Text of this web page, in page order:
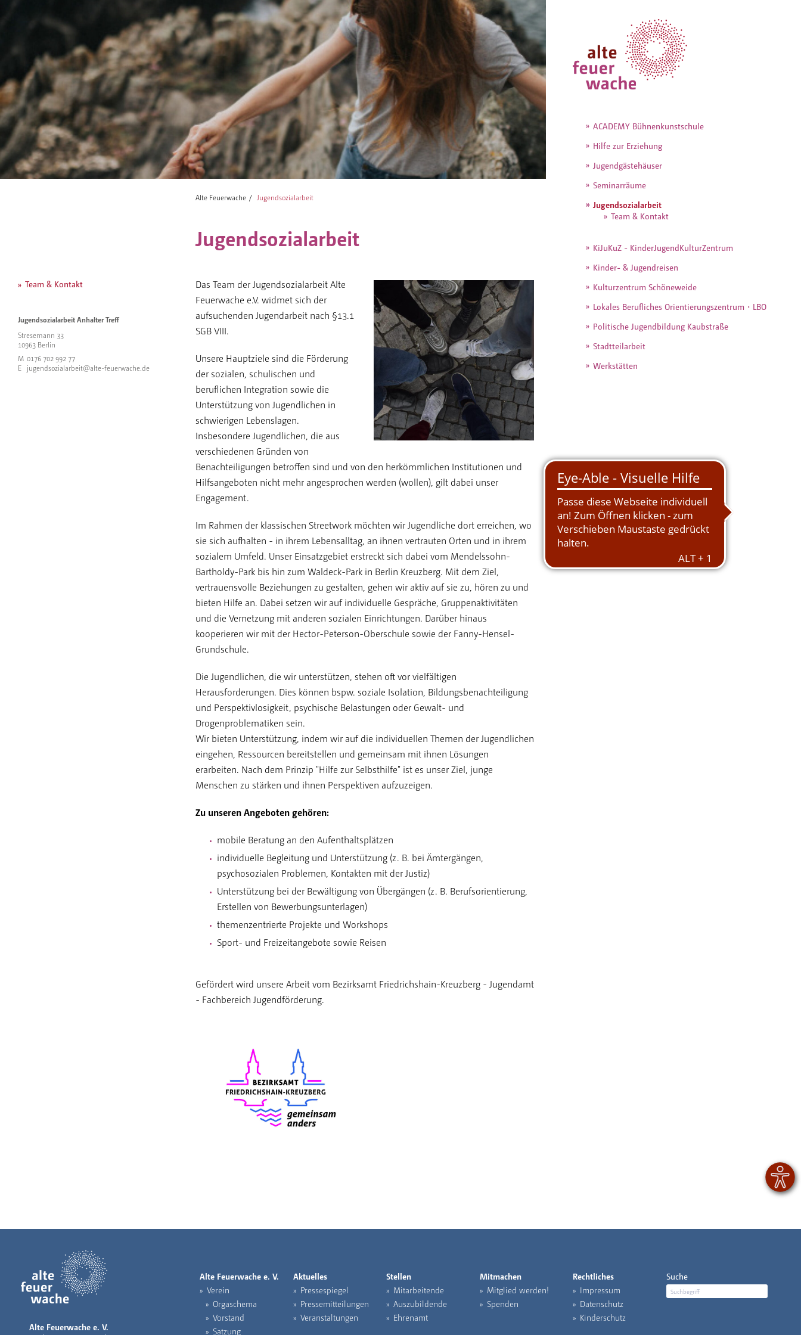
Team & Kontakt
Jugendsozialarbeit Anhalter Treff
Stresemann 33
10963 Berlin
M 0176 702 992 77
E
jugendsozialarbeit@alte-feuerwache.de
Alte Feuerwache Jugendsozialarbeit
Jugendsozialarbeit
Das Team der Jugendsozialarbeit Alte
Feuerwache e.V. widmet sich der
aufsuchenden Jugendarbeit nach §13.1
SGB VIII.
Unsere Hauptziele sind die Förderung
der sozialen, schulischen und
beruflichen Integration sowie die
Unterstützung von Jugendlichen in
schwierigen Lebenslagen.
Insbesondere Jugendlichen, die aus
verschiedenen Gründen von
Benachteiligungen betroffen sind und von den herkömmlichen Institutionen und
Hilfsangeboten nicht mehr angesprochen werden (wollen), gilt dabei unser
Engagement.
Im Rahmen der klassischen Streetwork möchten wir Jugendliche dort erreichen, wo
sie sich aufhalten - in ihrem Lebensalltag, an ihnen vertrauten Orten und in ihrem
sozialem Umfeld. Unser Einsatzgebiet erstreckt sich dabei vom Mendelssohn-
Bartholdy-Park bis hin zum Waldeck-Park in Berlin Kreuzberg. Mit dem Ziel,
vertrauensvolle Beziehungen zu gestalten, gehen wir aktiv auf sie zu, hören zu und
bieten Hilfe an. Dabei setzen wir auf individuelle Gespräche, Gruppenaktivitäten
und die Vernetzung mit anderen sozialen Einrichtungen. Darüber hinaus
kooperieren wir mit der Hector-Peterson-Oberschule sowie der Fanny-Hensel-
Grundschule.
Die Jugendlichen, die wir unterstützen, stehen oft vor vielfältigen
Herausforderungen. Dies können bspw. soziale Isolation, Bildungsbenachteiligung
und Perspektivlosigkeit, psychische Belastungen oder Gewalt- und
Drogenproblematiken sein.
Wir bieten Unterstützung, indem wir auf die individuellen Themen der Jugendlichen
eingehen, Ressourcen bereitstellen und gemeinsam mit ihnen Lösungen
erarbeiten. Nach dem Prinzip "Hilfe zur Selbsthilfe" ist es unser Ziel, junge
Menschen zu stärken und ihnen Perspektiven aufzuzeigen.
Zu unseren Angeboten gehören:
mobile Beratung an den Aufenthaltsplätzen
individuelle Begleitung und Unterstützung (z. B. bei Ämtergängen,
psychosozialen Problemen, Kontakten mit der Justiz)
Unterstützung bei der Bewältigung von Übergängen (z. B. Berufsorientierung,
Erstellen von Bewerbungsunterlagen)
themenzentrierte Projekte und Workshops
Sport- und Freizeitangebote sowie Reisen
Gefördert wird unsere Arbeit vom Bezirksamt Friedrichshain-Kreuzberg - Jugendamt
- Fachbereich Jugendförderung.
ACADEMY Bühnenkunstschule
Hilfe zur Erziehung
Jugendgästehäuser
Seminarräume
Jugendsozialarbeit
Team & Kontakt
KiJuKuZ - KinderJugendKulturZentrum
Kinder- & Jugendreisen
Kulturzentrum Schöneweide
Lokales Berufliches Orientierungszentrum・LBO
Politische Jugendbildung Kaubstraße
Stadtteilarbeit
Werkstätten
Alte Feuerwache e. V.
Alte Feuerwache e. V.
Verein
Orgaschema
Vorstand
Satzung
Aktuelles
Pressespiegel
Pressemitteilungen
Veranstaltungen
Stellen
Mitarbeitende
Auszubildende
Ehrenamt
Mitmachen
Mitglied werden!
Spenden
Rechtliches
Impressum
Datenschutz
Kinderschutz
Suche